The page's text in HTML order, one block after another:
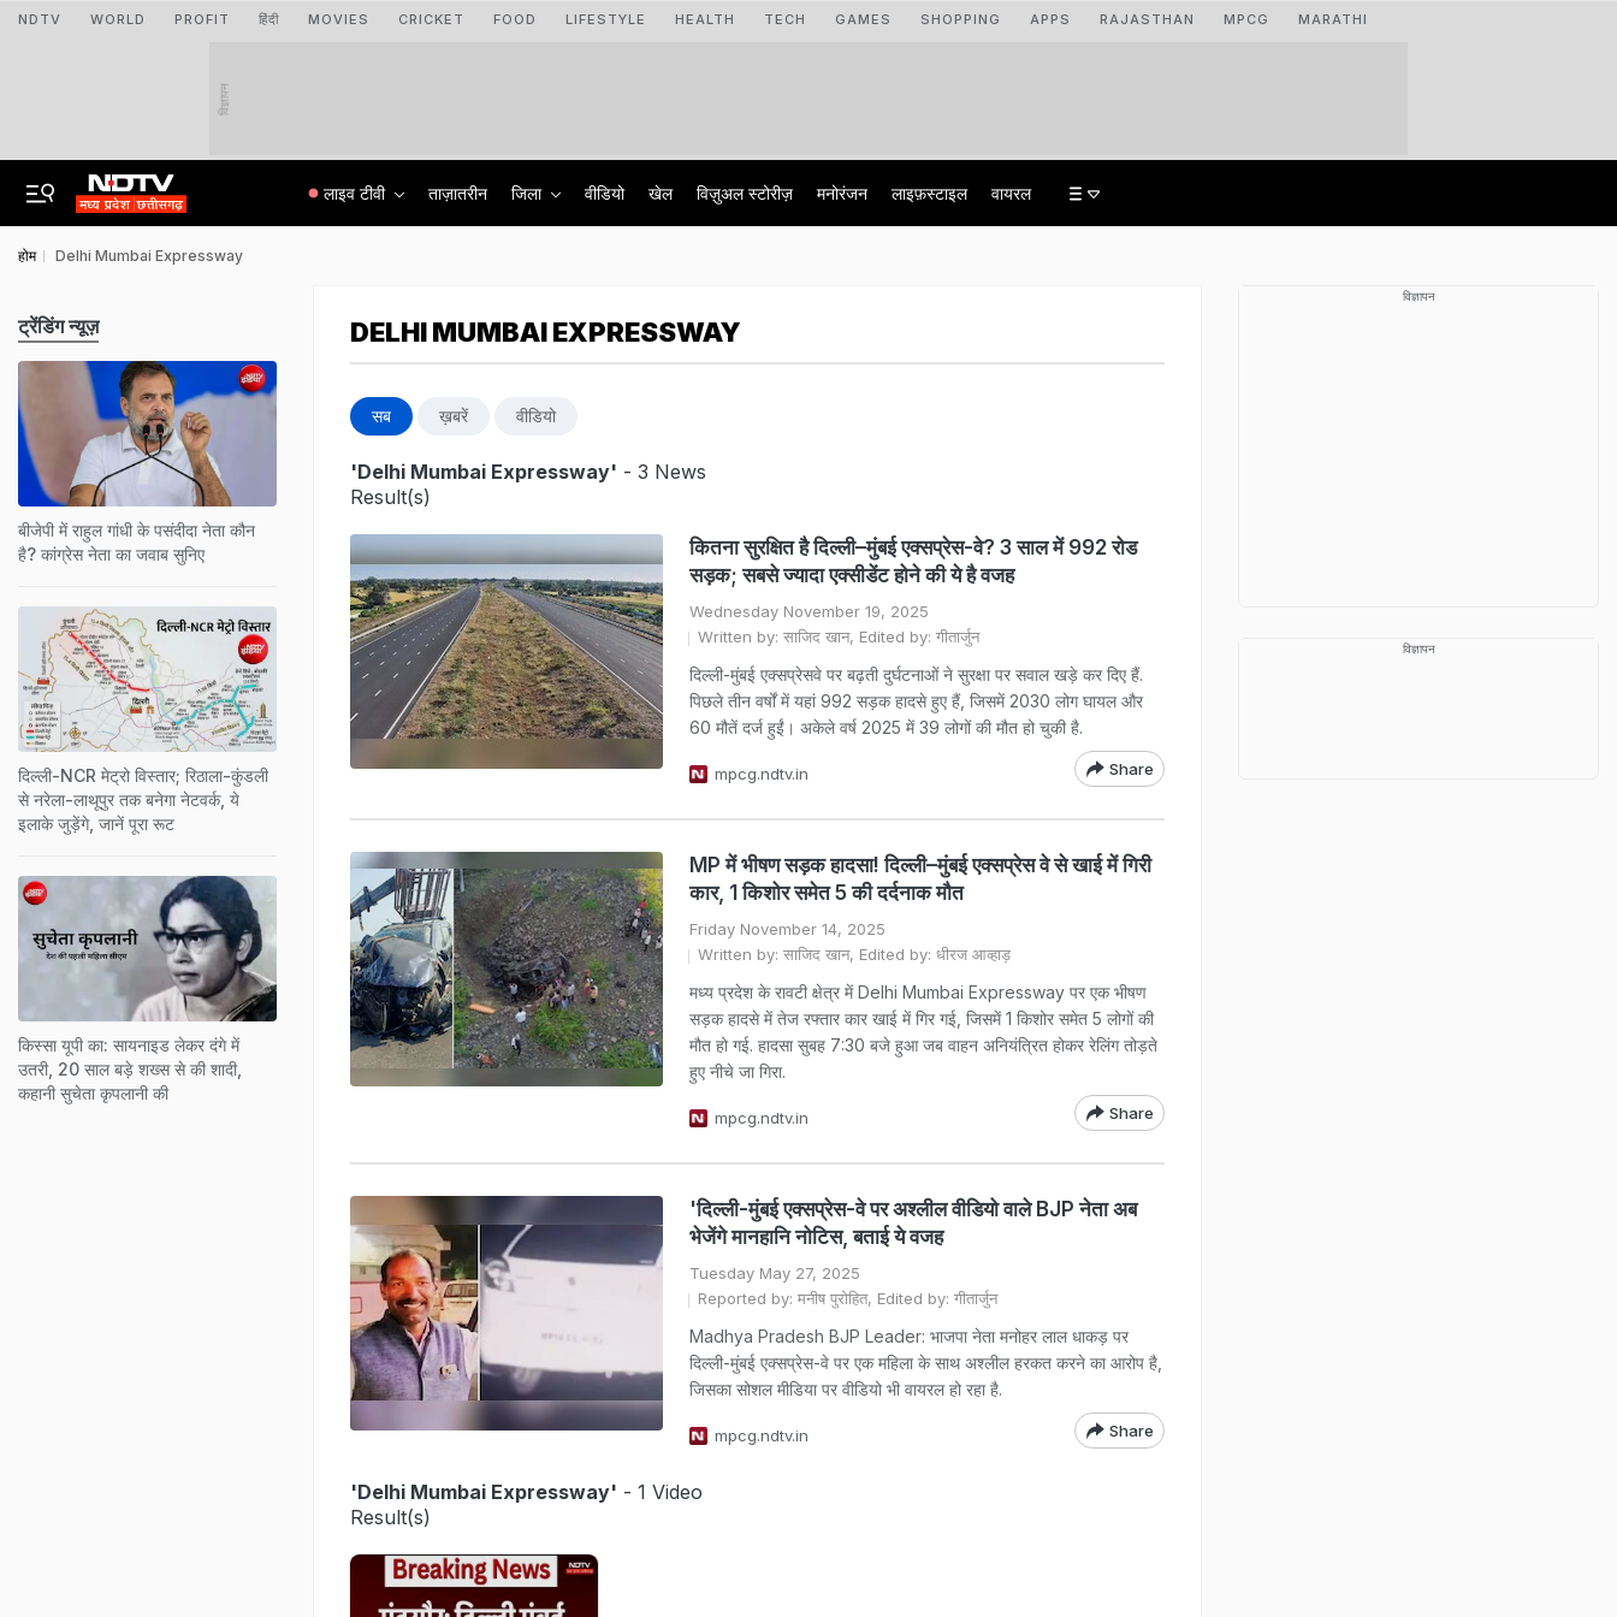
NDTV WORLD PROFIT हिंदी MOVIES CRICKET FOOD LIFESTYLE HEALTH TECH GAMES SHOPPING APPS RAJASTHAN MPCG MARATHI
विज्ञापन
लाइव टीवी ताज़ातरीन जिला वीडियो खेल विज़ुअल स्टोरीज़ मनोरंजन लाइफ़स्टाइल वायरल
होम Delhi Mumbai Expressway
DELHI MUMBAI EXPRESSWAY
सब ख़बरें वीडियो
'Delhi Mumbai Expressway' - 3 News
Result(s)
कितना सुरक्षित है दिल्ली–मुंबई एक्सप्रेस-वे? 3 साल में 992 रोड
सड़क; सबसे ज्यादा एक्सीडेंट होने की ये है वजह
Wednesday November 19, 2025
Written by: साजिद खान, Edited by: गीतार्जुन
दिल्ली-मुंबई एक्सप्रेसवे पर बढ़ती दुर्घटनाओं ने सुरक्षा पर सवाल खड़े कर दिए हैं.
पिछले तीन वर्षों में यहां 992 सड़क हादसे हुए हैं, जिसमें 2030 लोग घायल और
60 मौतें दर्ज हुईं। अकेले वर्ष 2025 में 39 लोगों की मौत हो चुकी है.
mpcg.ndtv.in Share
MP में भीषण सड़क हादसा! दिल्ली–मुंबई एक्सप्रेस वे से खाई में गिरी
कार, 1 किशोर समेत 5 की दर्दनाक मौत
Friday November 14, 2025
Written by: साजिद खान, Edited by: धीरज आव्हाड़
मध्य प्रदेश के रावटी क्षेत्र में Delhi Mumbai Expressway पर एक भीषण
सड़क हादसे में तेज रफ्तार कार खाई में गिर गई, जिसमें 1 किशोर समेत 5 लोगों की
मौत हो गई. हादसा सुबह 7:30 बजे हुआ जब वाहन अनियंत्रित होकर रेलिंग तोड़ते
हुए नीचे जा गिरा.
mpcg.ndtv.in Share
'दिल्ली-मुंबई एक्सप्रेस-वे पर अश्लील वीडियो वाले BJP नेता अब
भेजेंगे मानहानि नोटिस, बताई ये वजह
Tuesday May 27, 2025
Reported by: मनीष पुरोहित, Edited by: गीतार्जुन
Madhya Pradesh BJP Leader: भाजपा नेता मनोहर लाल धाकड़ पर
दिल्ली-मुंबई एक्सप्रेस-वे पर एक महिला के साथ अश्लील हरकत करने का आरोप है,
जिसका सोशल मीडिया पर वीडियो भी वायरल हो रहा है.
mpcg.ndtv.in Share
'Delhi Mumbai Expressway' - 1 Video
Result(s)
ट्रेंडिंग न्यूज़
बीजेपी में राहुल गांधी के पसंदीदा नेता कौन
है? कांग्रेस नेता का जवाब सुनिए
दिल्ली-NCR मेट्रो विस्तार; रिठाला-कुंडली
से नरेला-लाथूपुर तक बनेगा नेटवर्क, ये
इलाके जुड़ेंगे, जानें पूरा रूट
किस्सा यूपी का: सायनाइड लेकर दंगे में
उतरी, 20 साल बड़े शख्स से की शादी,
कहानी सुचेता कृपलानी की
विज्ञापन
विज्ञापन